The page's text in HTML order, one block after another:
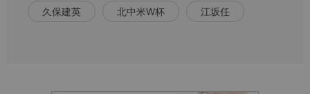
久保建英 北中米W杯 江坂任